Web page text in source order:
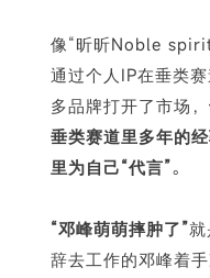
像“昕昕Noble
通过个人IP在垂类
多品牌打开了市场，
垂类赛道里多年的
里为自己“代言”。
“邓峰萌萌摔肿了”
辞去工作的邓峰着